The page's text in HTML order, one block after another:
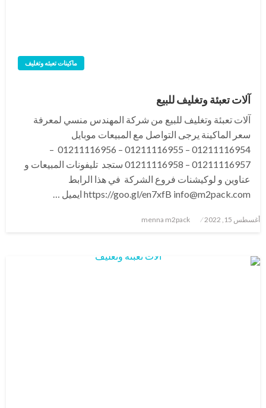
ماكينات تعبئه وتغليف
آلات تعبئة وتغليف للبيع
آلات تعبئة وتغليف للبيع من شركة المهندس منسي لمعرفة
سعر الماكينة يرجى التواصل مع المبيعات موبايل
01211116954 – 01211116955 – 01211116956 –
01211116957 – 01211116958 ستجد تليفونات المبيعات و
عناوين و لوكيشنات فروع الشركة في هذا الرابط
https://goo.gl/en7xfB info@m2pack.com ايميل …
نُشر
أغسطس 15, 2022 menna m2pack